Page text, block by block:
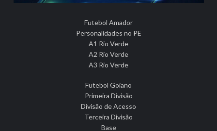
Futebol Amador
Personalidades no PE
A1 Rio Verde
A2 Rio Verde
A3 Rio Verde
Futebol Goiano
Primeira Divisão
Divisão de Acesso
Terceira Divisão
Base